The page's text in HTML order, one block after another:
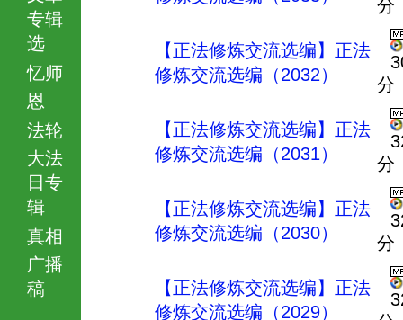
专辑
选
忆师
恩
法轮
大法
日专
辑
真相
广播
稿
分
【正法修炼交流选编】正法
修炼交流选编（2032）
分
【正法修炼交流选编】正法
修炼交流选编（2031）
分
【正法修炼交流选编】正法
修炼交流选编（2030）
分
【正法修炼交流选编】正法
修炼交流选编（2029）